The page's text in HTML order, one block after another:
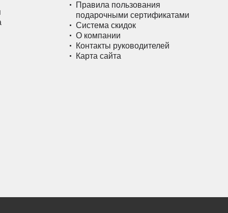
Правила пользования
подарочными сертификатами
Система скидок
О компании
Контакты руководителей
Карта сайта